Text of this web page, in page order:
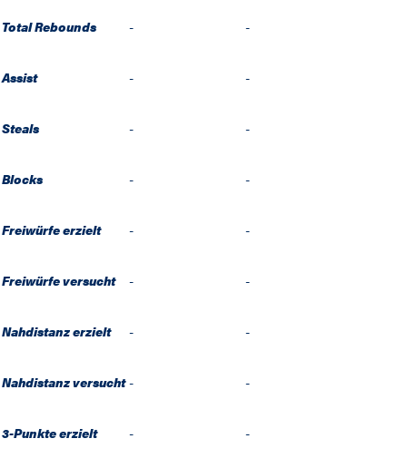
Total Rebounds - -
Assist - -
Steals - -
Blocks - -
Freiwürfe erzielt - -
Freiwürfe versucht - -
Nahdistanz erzielt - -
Nahdistanz versucht - -
3-Punkte erzielt - -